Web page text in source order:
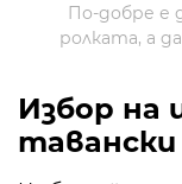
По-добре е
ролката, а
Избор на
тавански